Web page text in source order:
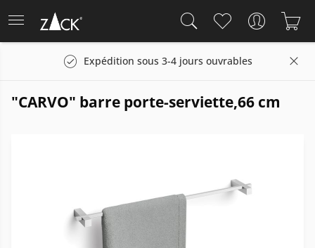
Expédition sous 3-4 jours ouvrables
"CARVO" barre porte-serviette,66 cm